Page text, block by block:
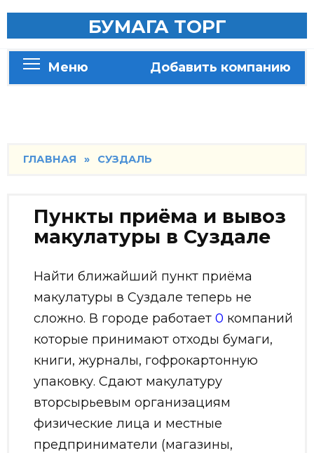
БУМАГА ТОРГ
Меню Добавить компанию
ГЛАВНАЯ » СУЗДАЛЬ
Пункты приёма и вывоз
макулатуры в Суздале
Найти ближайший пункт приёма
макулатуры в Суздале теперь не
сложно. В городе работает 0 компаний
которые принимают отходы бумаги,
книги, журналы, гофрокартонную
упаковку. Сдают макулатуру
вторсырьевым организациям
физические лица и местные
предприниматели (магазины,